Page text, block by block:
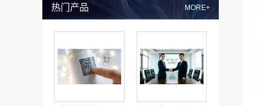
热门产品 MORE+